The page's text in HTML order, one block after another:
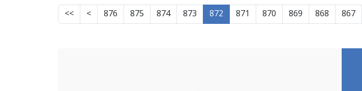
867
868
869
870
871
872
873
874
875
876
>
>>